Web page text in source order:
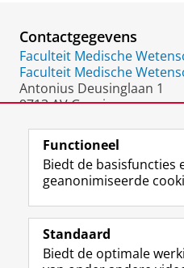
P
o
r
t
a
Contactgegevens
Faculteit Medische
Faculteit Medische
Antonius Deusinglaan 1
9713 AV Groningen
Volg de RUG
Studiekiezers
Functioneel
Biedt de basisfuncties
geanonimiseerde
Standaard
Biedt de optimale